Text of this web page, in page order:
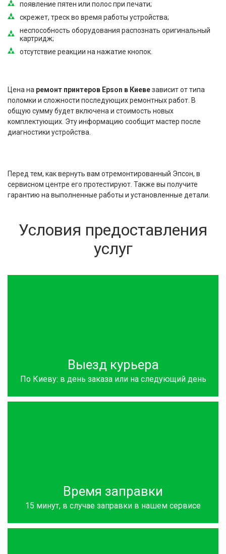
появление пятен или полос при печати;
скрежет, треск во время работы устройства;
неспособность оборудования распознать оригинальный
картридж;
отсутствие реакции на нажатие кнопок.
Цена на ремонт принтеров Epson в Киевезависит от типа
поломки и сложности последующих ремонтных работ. В
общую сумму будет включена и стоимость новых
комплектующих. Эту информацию сообщит мастер после
диагностики устройства.
Перед тем, как вернуть вам отремонтированный Эпсон, в
сервисном центре его протестируют. Также вы получите
гарантию на выполненные работы и установленные детали.
Условия предоставления
услуг
Выезд курьера
По Киеву: в день заказа или на следующий день
Время заправки
15 минут, в случае заправки в нашем сервисе